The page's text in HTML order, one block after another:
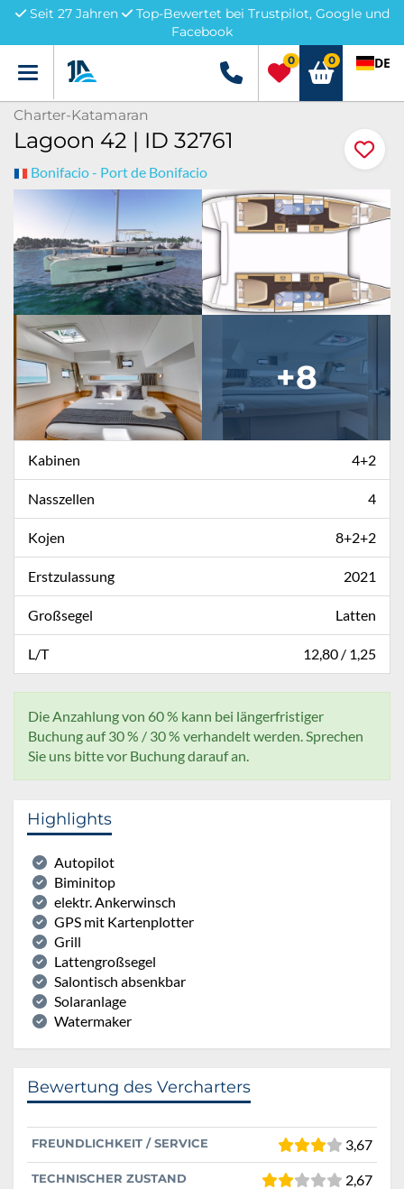
Seit 27 Jahren
Top-Bewertet bei Trustpilot, Google und
Facebook
Menü +49 5741 3222690
0 0 DE
Charter-Katamaran
Lagoon 42 | ID 32761
Bonifacio - Port de Bonifacio
+8
Kabinen 4+2
Nasszellen 4
Kojen 8+2+2
Erstzulassung 2021
Großsegel Latten
L/T 12,80 / 1,25
Die Anzahlung von 60 % kann bei längerfristiger
Buchung auf 30 % / 30 % verhandelt werden. Sprechen
Sie uns bitte vor Buchung darauf an.
Highlights
Autopilot
Biminitop
elektr. Ankerwinsch
GPS mit Kartenplotter
Grill
Lattengroßsegel
Salontisch absenkbar
Solaranlage
Watermaker
Bewertung des Vercharters
FREUNDLICHKEIT / SERVICE 3,67
TECHNISCHER ZUSTAND 2,67